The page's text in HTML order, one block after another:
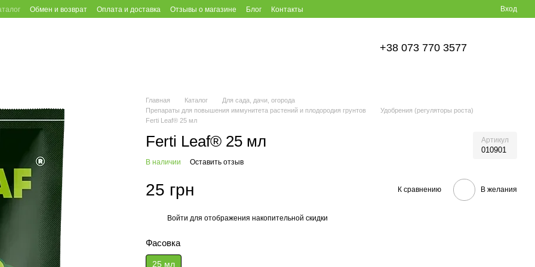
Обмен и возврат Оплата и доставка Отзывы о магазине Блог Контакты Вход
+38 073 770 3577
Главная Каталог
Для сада, дачи, огорода
Препараты для повышения иммунитета растений и плодородия грунтов
Удобрения (регуляторы роста)
Ferti Leaf® 25 мл
Ferti Leaf® 25 мл Артикул
010901
В наличии Оставить отзыв
25 грн К сравнению В желания
Войти для отображения накопительной скидки
Фасовка
25 мл